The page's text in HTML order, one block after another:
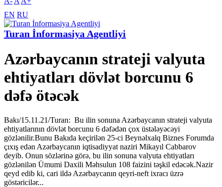
EN RU
Turan İnformasiya Agentliyi
Azərbaycanın strateji valyuta
ehtiyatları dövlət borcunu 6
dəfə ötəcək
Bakı/15.11.21/Turan: Bu ilin sonuna Azərbaycanın strateji valyuta
ehtiyatlarının dövlət borcunu 6 dəfədən çox üstələyəcəyi
gözlənilir.Bunu Bakıda keçirilən 25-ci Beynəlxalq Biznes Forumda
çıxış edən Azərbaycanın iqtisadiyyat naziri Mikayıl Cabbarov
deyib. Onun sözlərinə görə, bu ilin sonuna valyuta ehtiyatları
gözlənilən Ümumi Daxili Məhsulun 108 faizini təşkil edəcək.Nazir
qeyd edib ki, cari ildə Azərbaycanın qeyri-neft ixracı üzrə
göstəricilər...